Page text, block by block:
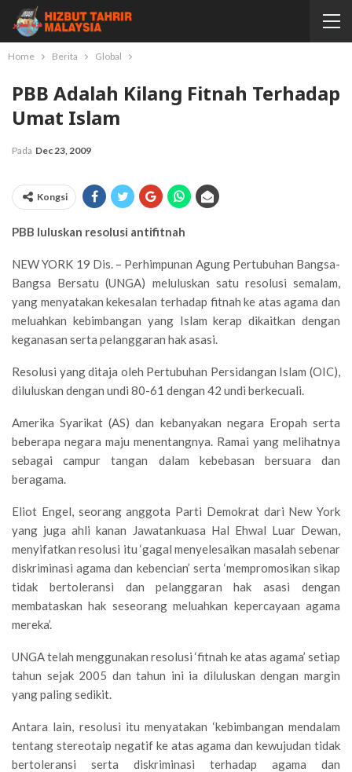
Home Berita Global
PBB Adalah Kilang Fitnah Terhadap
Umat Islam
Pada Dec 23, 2009
Kongsi
PBB luluskan resolusi antifitnah
NEW YORK 19 Dis. – Perhimpunan Agung Pertubuhan Bangsa-
Bangsa Bersatu (UNGA) meluluskan satu resolusi semalam,
yang menyatakan kekesalan terhadap fitnah ke atas agama dan
meluahkan kebimbangan yang Islam kerap dikaitkan dengan
keganasan serta pelanggaran hak asasi.
Resolusi yang ditaja oleh Pertubuhan Persidangan Islam (OIC),
diluluskan dengan undi 80-61 dengan 42 undi berkecuali.
Amerika Syarikat (AS) dan kebanyakan negara Eropah serta
beberapa negara maju menentangnya. Ramai yang melihatnya
sebagai campur tangan dalam kebebasan bersuara dan
beragama.
Eliot Engel, seorang anggota Parti Demokrat dari New York
yang juga ahli kanan Jawatankuasa Hal Ehwal Luar Dewan,
menyifatkan resolusi itu ‘gagal menyelesaikan masalah sebenar
diskriminasi agama dan kebencian’ serta ‘mempromosikan sikap
tidak bertoleransi dan pelanggaran hak asasi dengan
membataskan hak seseorang meluahkan kepercayaan agama
mereka’.
UNGA telah menggunakan resolusi ‘fitnah ke atas agama’ setiap
tahun sejak 2005 dan tahun ini ia diluluskan dengan margin
yang paling sedikit.
Antara lain, resolusi itu menyatakan ‘kebimbangan mendalam
tentang stereotaip negatif ke atas agama dan kewujudan tidak
bertoleransi serta diskriminasi terhadap agama dan